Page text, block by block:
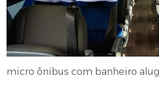
micro ônibus com banheiro